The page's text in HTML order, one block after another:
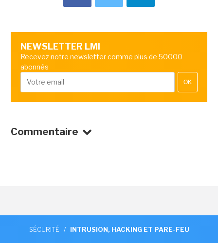
NEWSLETTER LMI
Recevez notre newsletter comme plus de 50000
abonnés
OK
Commentaire
SÉCURITÉ / INTRUSION, HACKING ET PARE-FEU